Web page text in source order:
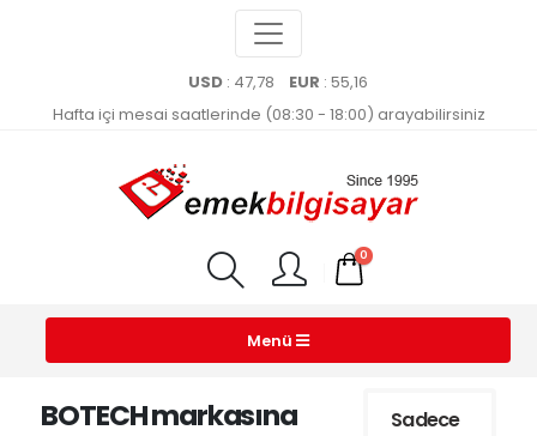
USD: 47,78 EUR : 55,16
Hafta içi mesai saatlerinde (08:30 - 18:00) arayabilirsiniz
0
Menü
Sadece
BOTECH markasına